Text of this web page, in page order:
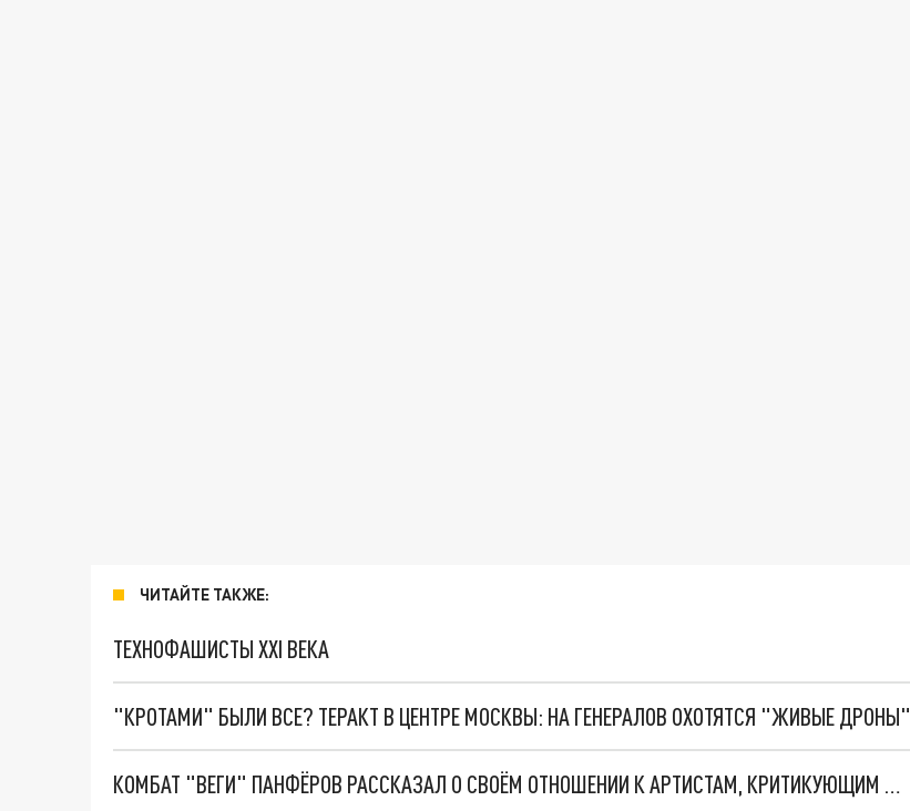
ЧИТАЙТЕ ТАКЖЕ:
ТЕХНОФАШИСТЫ XXI ВЕКА
"КРОТАМИ" БЫЛИ ВСЕ? ТЕРАКТ В ЦЕНТРЕ МОСКВЫ: НА ГЕНЕРАЛОВ ОХОТЯТСЯ "ЖИВЫЕ ДРОНЫ"
КОМБАТ "ВЕГИ" ПАНФЁРОВ РАССКАЗАЛ О СВОЁМ ОТНОШЕНИИ К АРТИСТАМ, КРИТИКУЮЩИМ СВО